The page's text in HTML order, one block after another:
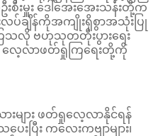
းမှူး ဒေါ်အေးအေးသန်းတို့က
းလပ်ချိန်ကိုအကျိုးရှိစွာအသုံးပြု
ကြသလို ဗဟုသုတတိုးပွားရေး
ါ လေ့လာဖတ်ရှုကြရေးတို့ကို
းများ ဖတ်ရှုလေ့လာနိုင်ရန်
ပေးပြီး ကလေးကဗျာများ၊